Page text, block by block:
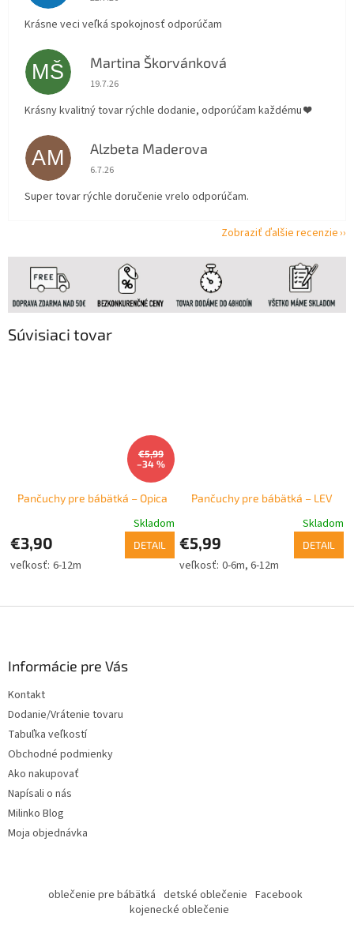
Súvisiaci tovar
€5,99
–34 %
Pančuchy pre bábätká – Opica
Skladom
€3,90 DETAIL
6-12m
Pančuchy pre bábätká – LEV
Skladom
€5,99 DETAIL
0-6m 6-12m
Krásne veci veľká spokojnosť odporúčam
MŠ Martina Škorvánková
Hodnotenie obchodu je 5 z 5 hviezdičiek.
19.7.26
Krásny kvalitný tovar rýchle dodanie, odporúčam každému ❤️
AM Alzbeta Maderova
Hodnotenie obchodu je 5 z 5 hviezdičiek.
6.7.26
Super tovar rýchle doručenie vrelo odporúčam.
Zobraziť ďalšie recenzie
Informácie pre Vás
Kontakt
Dodanie/Vrátenie tovaru
Tabuľka veľkostí
Obchodné podmienky
Ako nakupovať
Napísali o nás
Milinko Blog
Moja objednávka
oblečenie pre bábätká detské oblečenie Facebook
kojenecké oblečenie